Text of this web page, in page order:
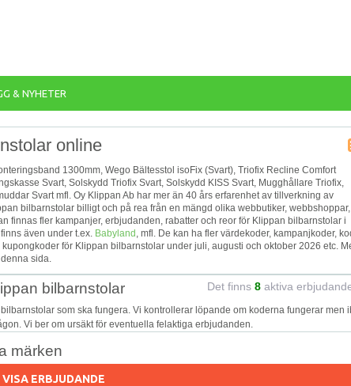
& NYHETER
online
1300mm, Wego Bältesstol isoFix (Svart), Triofix Recline Comfort
Svart, Solskydd Triofix Svart, Solskydd KISS Svart, Mugghållare Triofix,
Svart mfl. Oy Klippan Ab har mer än 40 års erfarenhet av tillverkning av
bilbarnstolar billigt och på rea från en mängd olika webbutiker, webbshoppar,
finnas fler kampanjer, erbjudanden, rabatter och reor för Klippan bilbarnstolar i
även under t.ex. Babyland , mfl. De kan ha fler värdekoder, kampanjkoder,
för Klippan bilbarnstolar under juli, augusti och oktober 2026 etc.
sida.
bilbarnstolar Det finns 8 aktiva
som ska fungera. Vi kontrollerar löpande om koderna fungerar men
Vi ber om ursäkt för eventuella felaktiga erbjudanden.
märken
VISA ERBJUDANDE